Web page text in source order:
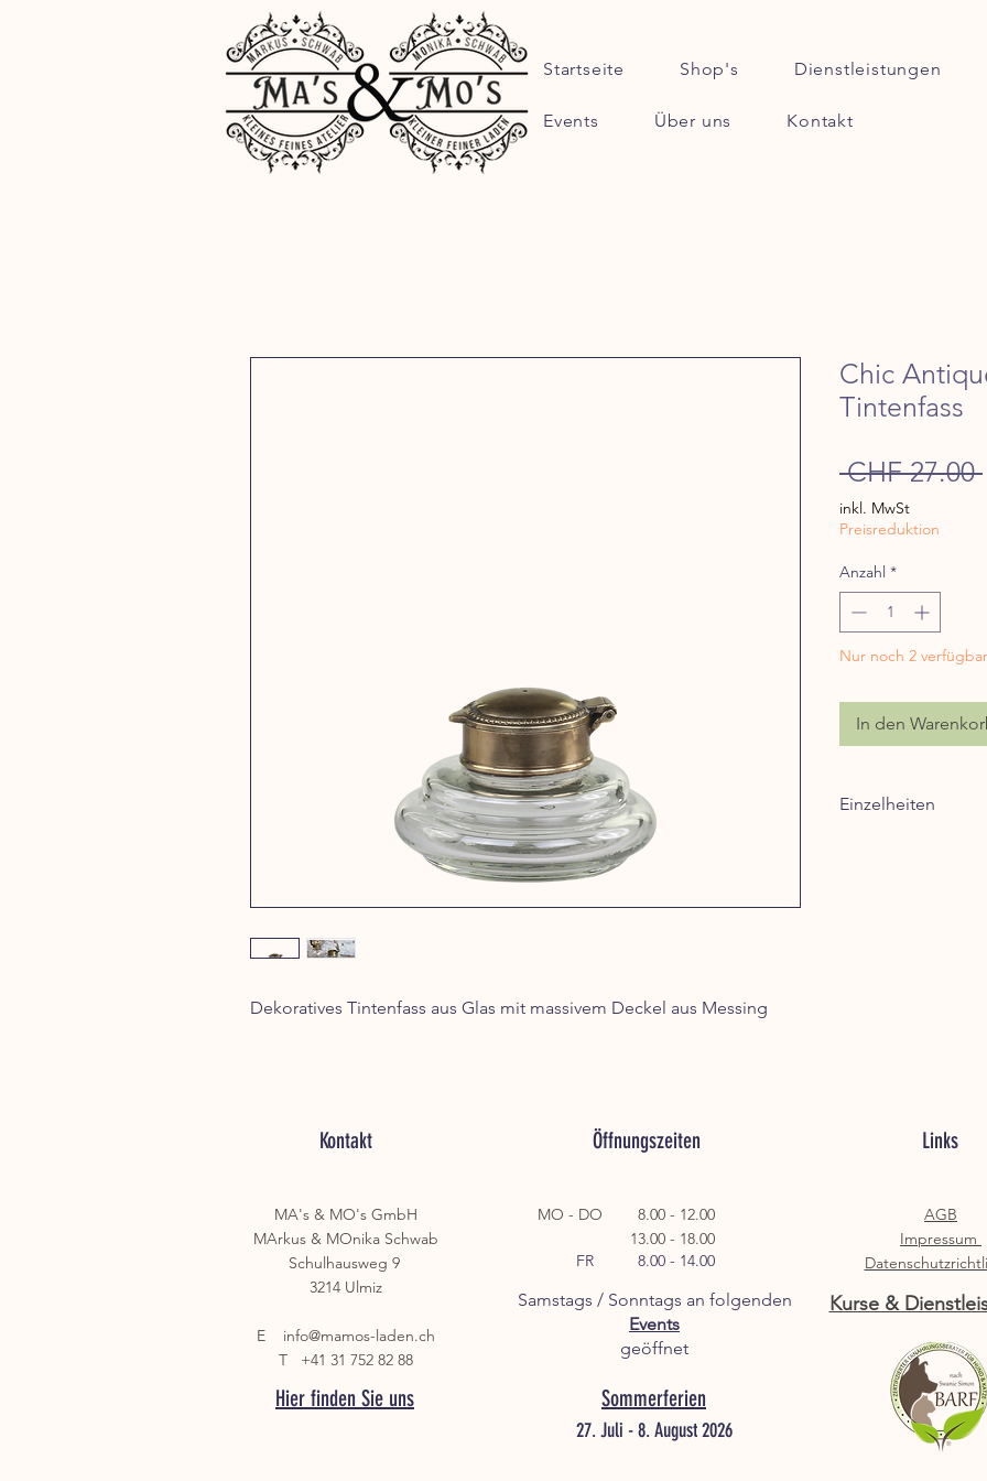
Startseite Shop's Dienstleistungen
Events Über uns Kontakt
Dekoratives Tintenfass aus Glas mit massivem Deckel aus Messing
Chic
Tintenfass
CHF 27.00
inkl. MwSt
Preisreduktion
Anzahl *
Nur noch 2 verfügbar
In den
Einzelheiten
Kontakt Öffnungszeiten Links
MA's & MO's GmbH
MArkus & MOnika Schwab
Schulhausweg 9
3214 Ulmiz
E info@mamos-laden.ch
T +41 31 752 82 88
MO - DO 8.00 - 12.00
13.00 - 18.00
FR 8.00 - 14.00
Samstags / Sonntags an folgenden
Events
geöffnet
AGB
Impressum
Kurse &
Sommerferien
27. Juli - 8. August 2026
Hier finden Sie uns